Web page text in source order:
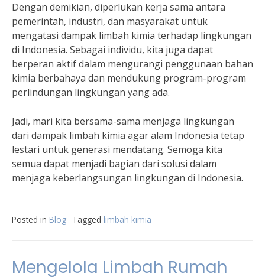
Dengan demikian, diperlukan kerja sama antara
pemerintah, industri, dan masyarakat untuk
mengatasi dampak limbah kimia terhadap lingkungan
di Indonesia. Sebagai individu, kita juga dapat
berperan aktif dalam mengurangi penggunaan bahan
kimia berbahaya dan mendukung program-program
perlindungan lingkungan yang ada.
Jadi, mari kita bersama-sama menjaga lingkungan
dari dampak limbah kimia agar alam Indonesia tetap
lestari untuk generasi mendatang. Semoga kita
semua dapat menjadi bagian dari solusi dalam
menjaga keberlangsungan lingkungan di Indonesia.
Posted in Blog Tagged limbah kimia
Mengelola Limbah Rumah